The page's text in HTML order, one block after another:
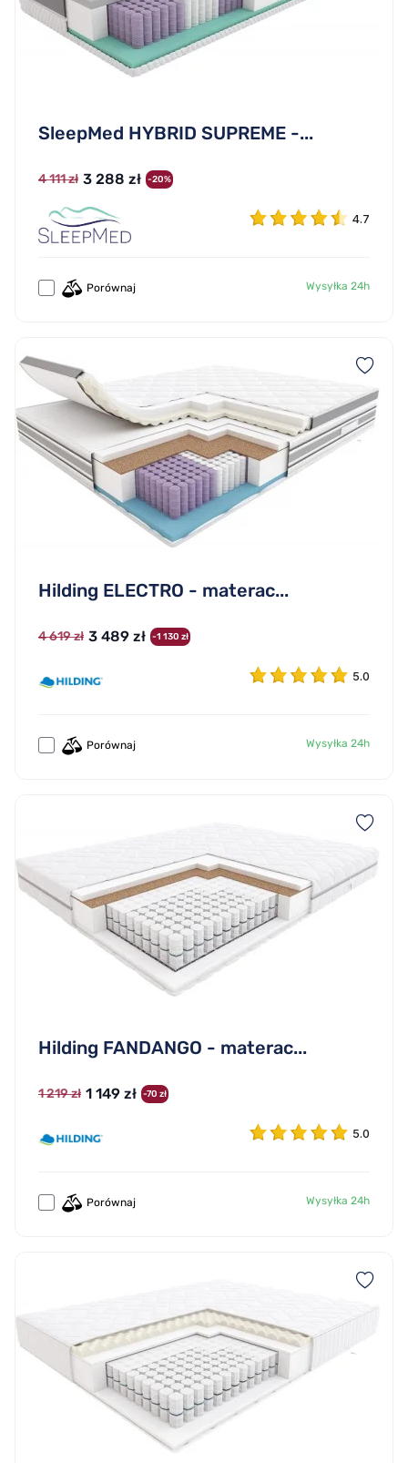
SleepMed HYBRID SUPREME -...
4 111 zł 3 288 zł -20%
4.7
Porównaj Wysyłka 24h
Hilding ELECTRO - materac...
4 619 zł 3 489 zł -1 130 zł
5.0
Porównaj Wysyłka 24h
Hilding FANDANGO - materac...
1 219 zł 1 149 zł -70 zł
5.0
Porównaj Wysyłka 24h